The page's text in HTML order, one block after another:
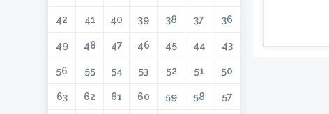
36
37
38
39
40
41
42
43
44
45
46
47
48
49
50
51
52
53
54
55
56
57
58
59
60
61
62
63